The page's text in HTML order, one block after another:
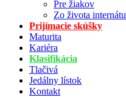
Pre žiakov
Zo života internátu
Prijímacie skúšky
Maturita
Kariéra
Klasifikácia
Tlačivá
Jedálny lístok
Kontakt